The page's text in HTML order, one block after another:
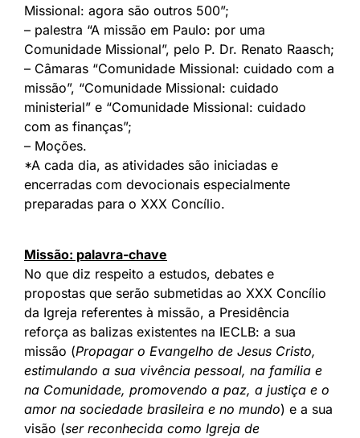
Missional: agora são outros 500”;
– palestra “A missão em Paulo: por uma
Comunidade Missional”, pelo P. Dr. Renato Raasch;
– Câmaras “Comunidade Missional: cuidado com a
missão”, “Comunidade Missional: cuidado
ministerial” e “Comunidade Missional: cuidado
com as finanças”;
– Moções.
*A cada dia, as atividades são iniciadas e
encerradas com devocionais especialmente
preparadas para o XXX Concílio.
Missão: palavra-chave
No que diz respeito a estudos, debates e
propostas que serão submetidas ao XXX Concílio
da Igreja referentes à missão, a Presidência
reforça as balizas existentes na IECLB: a sua
missão (Propagar o Evangelho de Jesus Cristo,
estimulando a sua vivência pessoal, na família e
na Comunidade, promovendo a paz, a justiça e o
amor na sociedade brasileira e no mundo) e a sua
visão (ser reconhecida como Igreja de